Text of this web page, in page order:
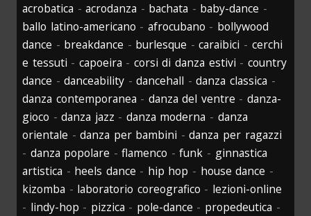
acrobatica -acrodanza - bachata - baby-dance -
ballo latino-americano - afrocubano - bollywood
dance - breakdance - burlesque -caraibici - cerchi
e tessuti - capoeira - corsi di danza estivi - country
dance -danceability -dancehall -danza classica -
danza contemporanea - danza del ventre -danza-
gioco -danza jazz - danza moderna - danza
orientale -danza per bambini -danza per ragazzi
- danza popolare -flamenco -funk - ginnastica
artistica - heels dance - hip hop - house dance -
kizomba - laboratorio coreografico - lezioni-online
- lindy-hop - pizzica - pole-dance - propedeutica -